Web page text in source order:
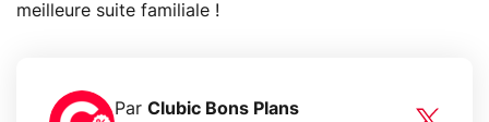
meilleure suite familiale !
Par Clubic Bons Plans